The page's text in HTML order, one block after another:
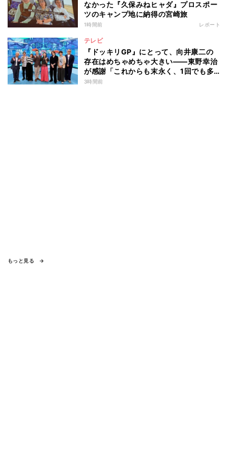
なかった『久保みねヒャダ』プロスポー
ツのキャンプ地に納得の宮崎旅
1時間前 レポート
テレビ
『ドッキリGP』にとって、向井康二の
存在はめちゃめちゃ大きい――東野幸治
が感謝「これからも末永く、1回でも多
く出て」
3時間前
もっと見る